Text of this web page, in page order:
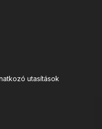
utasítások